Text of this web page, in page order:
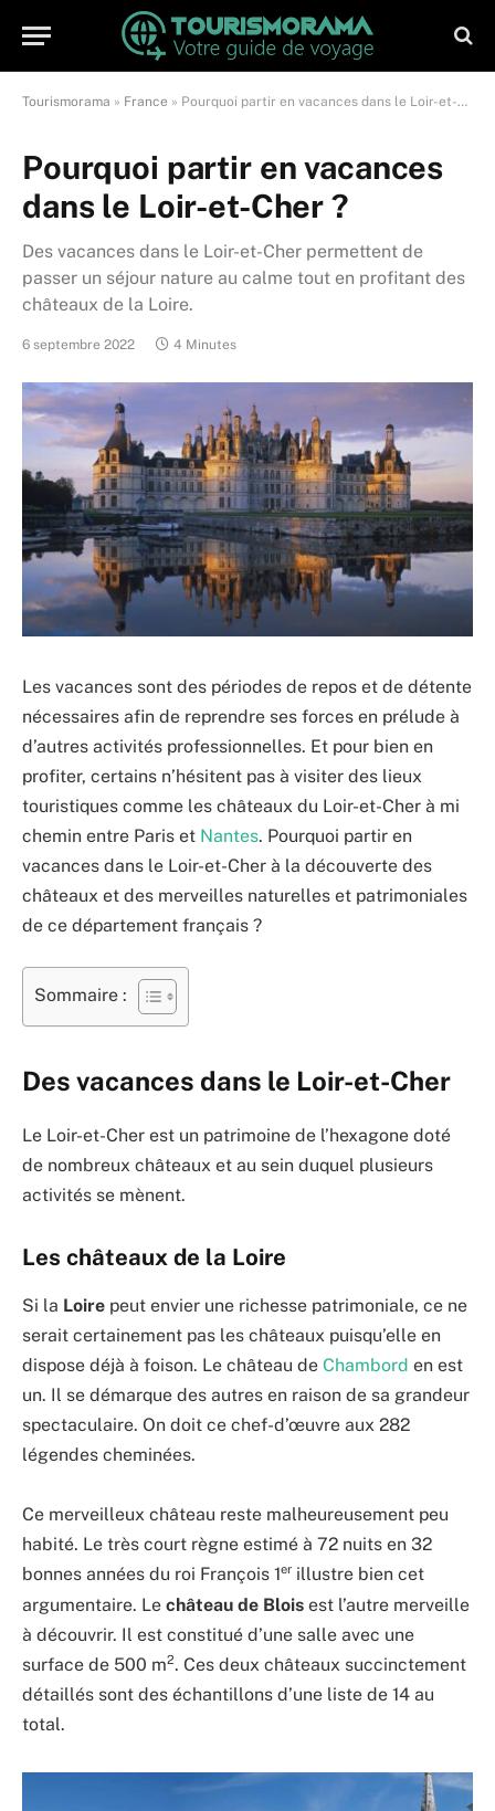
Tourismorama » France » Pourquoi partir en vacances dans le Loir-et-Cher ?
Pourquoi partir en vacances
dans le Loir-et-Cher ?
Des vacances dans le Loir-et-Cher permettent de
passer un séjour nature au calme tout en profitant des
châteaux de la Loire.
6 septembre 2022 4 Minutes
Les vacances sont des périodes de repos et de détente
nécessaires afin de reprendre ses forces en prélude à
d’autres activités professionnelles. Et pour bien en
profiter, certains n’hésitent pas à visiter des lieux
touristiques comme les châteaux du Loir-et-Cher à mi
chemin entre Paris et Nantes. Pourquoi partir en
vacances dans le Loir-et-Cher à la découverte des
châteaux et des merveilles naturelles et patrimoniales
de ce département français ?
Sommaire :
Des vacances dans le Loir-et-Cher
Le Loir-et-Cher est un patrimoine de l’hexagone doté
de nombreux châteaux et au sein duquel plusieurs
activités se mènent.
Les châteaux de la Loire
Si la Loire peut envier une richesse patrimoniale, ce ne
serait certainement pas les châteaux puisqu’elle en
dispose déjà à foison. Le château de Chambord en est
un. Il se démarque des autres en raison de sa grandeur
spectaculaire. On doit ce chef-d’œuvre aux 282
légendes cheminées.
Ce merveilleux château reste malheureusement peu
habité. Le très court règne estimé à 72 nuits en 32
bonnes années du roi François 1er illustre bien cet
argumentaire. Le château de Blois est l’autre merveille
à découvrir. Il est constitué d’une salle avec une
surface de 500 m2. Ces deux châteaux succinctement
détaillés sont des échantillons d’une liste de 14 au
total.